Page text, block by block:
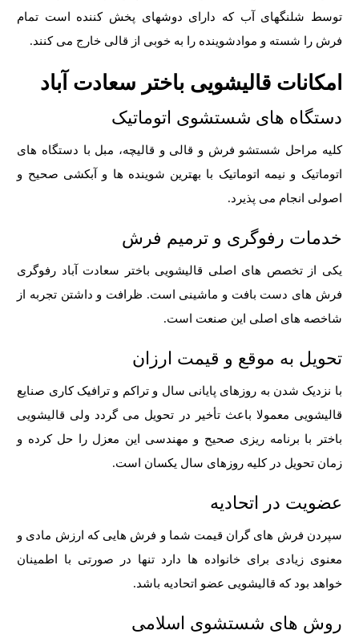
توسط شلنگهای آب که دارای دوشهای پخش کننده است تمام
فرش را شسته و موادشوینده را به خوبی از قالی خارج می کنند.
امکانات قالیشویی باختر سعادت آباد
دستگاه های شستشوی اتوماتیک
کلیه مراحل شستشو فرش و قالی و قالیچه، مبل با دستگاه های
اتوماتیک و نیمه اتوماتیک با بهترین شوینده ها و آبکشی صحیح و
اصولی انجام می پذیرد.
خدمات رفوگری و ترمیم فرش
یکی از تخصص های اصلی قالیشویی باختر سعادت آباد رفوگری
فرش های دست بافت و ماشینی است. ظرافت و داشتن تجربه از
شاخصه های اصلی این صنعت است.
تحویل به موقع و قیمت ارزان
با نزدیک شدن به روزهای پایانی سال و تراکم و ترافیک کاری صنایع
قالیشویی معمولا باعث تأخیر در تحویل می گردد ولی قالیشویی
باختر با برنامه ریزی صحیح و مهندسی این معزل را حل کرده و
زمان تحویل در کلیه روزهای سال یکسان است.
عضویت در اتحادیه
سپردن فرش های گران قیمت شما و فرش هایی که ارزش مادی و
معنوی زیادی برای خانواده ها دارد تنها در صورتی با اطمینان
خواهد بود که قالیشویی عضو اتحادیه باشد.
روش های شستشوی اسلامی